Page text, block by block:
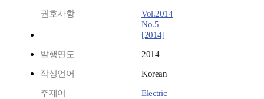
권호사항
Vol.2014
No.5
[2014]
발행연도 2014
작성언어 Korean
주제어 Electric